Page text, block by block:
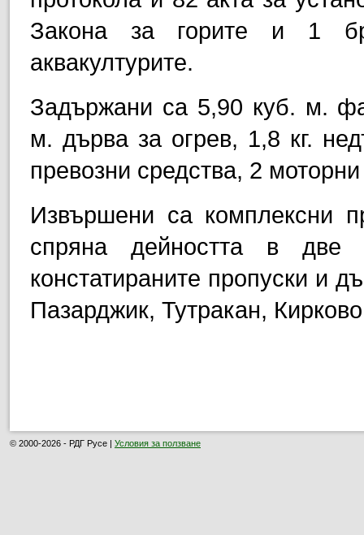
Закона за горите и 1
аквакултурите.
Задържани са 5,90 куб. м.
м. дърва за огрев, 1,8 кг.
превозни средства, 2
Извършени са комплексни
спряна дейността в две
констатираните пропуски и
Пазарджик, Тутракан,
© 2000-2026 - РДГ Русе | Условия за ползване